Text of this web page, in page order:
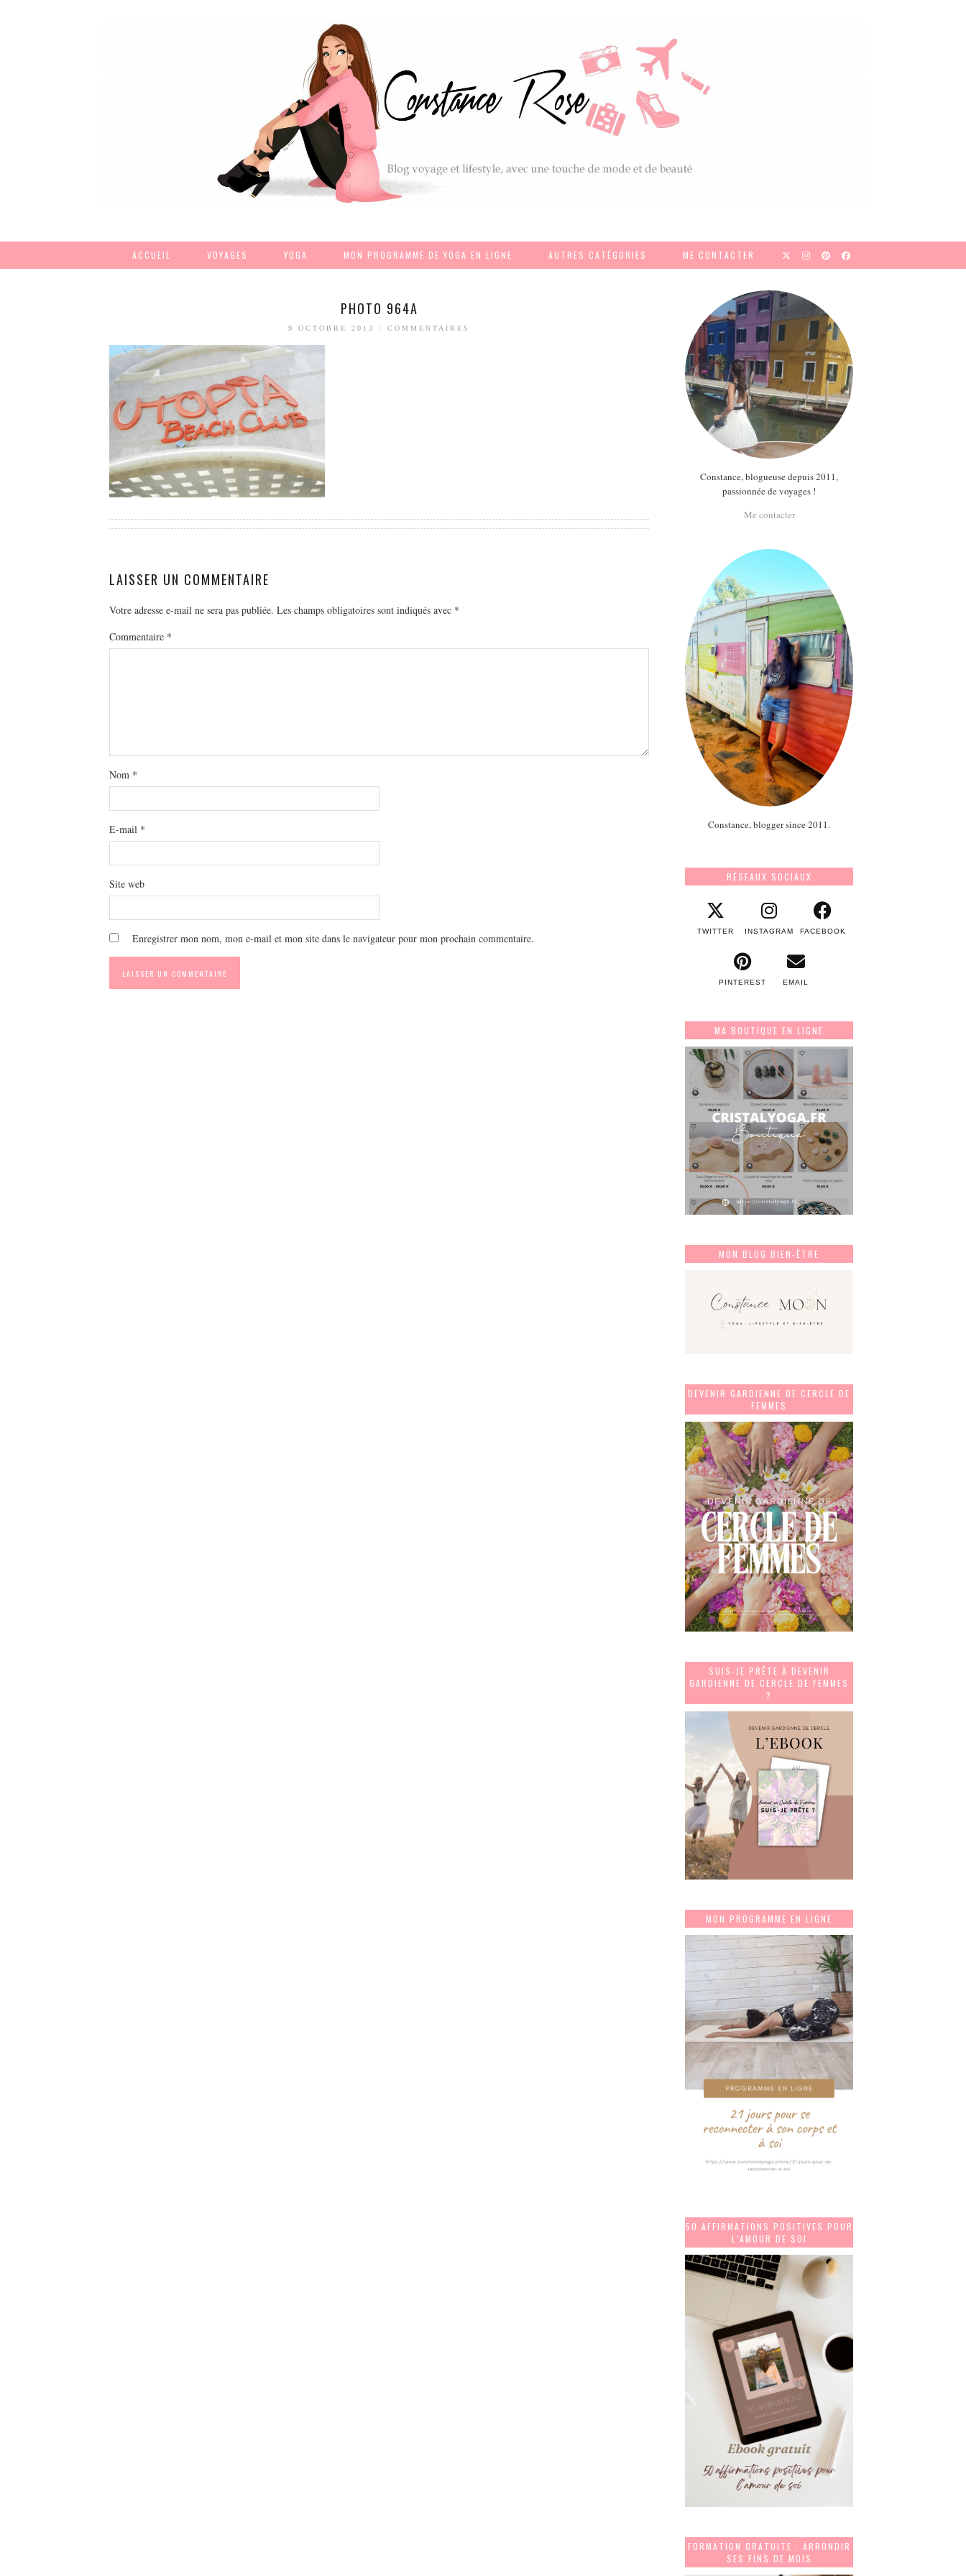
ACCUEIL VOYAGES YOGA MON PROGRAMME DE YOGA EN LIGNE AUTRES CATÉGORIES ME CONTACTER
PHOTO 964A
9 OCTOBRE 2013 /COMMENTAIRES
LAISSER UN COMMENTAIRE
Votre adresse e-mail ne sera pas publiée. Les champs obligatoires sont indiqués avec *
Commentaire *
Nom *
E-mail *
Site web
Enregistrer mon nom, mon e-mail et mon site dans le navigateur pour mon prochain commentaire.
Constance, blogueuse depuis 2011,
passionnée de voyages !
Me contacter
Constance, blogger since 2011.
RÉSEAUX SOCIAUX
TWITTER INSTAGRAM FACEBOOK
PINTEREST EMAIL
MA BOUTIQUE EN LIGNE
MON BLOG BIEN-ÊTRE
DEVENIR GARDIENNE DE CERCLE DE
FEMMES
SUIS-JE PRÊTE À DEVENIR
GARDIENNE DE CERCLE DE FEMMES
?
MON PROGRAMME EN LIGNE
50 AFFIRMATIONS POSITIVES POUR
L’AMOUR DE SOI
FORMATION GRATUITE : ARRONDIR
SES FINS DE MOIS